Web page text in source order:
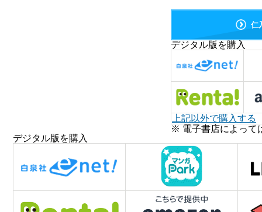
仁
デジタル版を購入
上記以外で購入する
※ 電子書店によって
デジタル版を購入